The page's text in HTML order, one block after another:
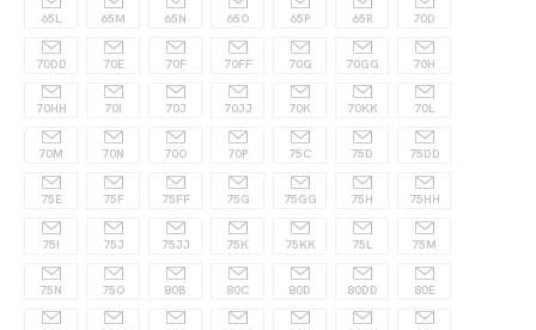
65L 65M 65N 65O 65P 65R 70D
70DD 70E 70F 70FF 70G 70GG 70H
70HH 70I 70J 70JJ 70K 70KK 70L
70M 70N 70O 70P 75C 75D 75DD
75E 75F 75FF 75G 75GG 75H 75HH
75I 75J 75JJ 75K 75KK 75L 75M
75N 75O 80B 80C 80D 80DD 80E